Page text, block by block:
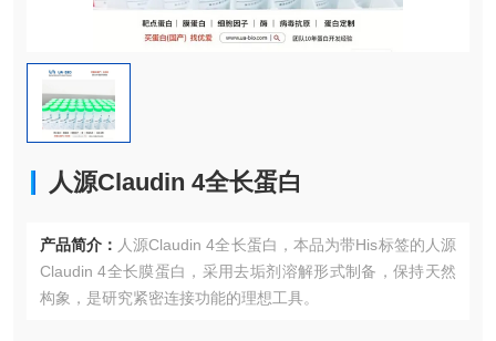
人源Claudin 4全长蛋白
产品简介： 人源Claudin 4全长蛋白，本品为带His标签的人源
Claudin 4全长膜蛋白，采用去垢剂溶解形式制备，保持天然
构象，是研究紧密连接功能的理想工具。